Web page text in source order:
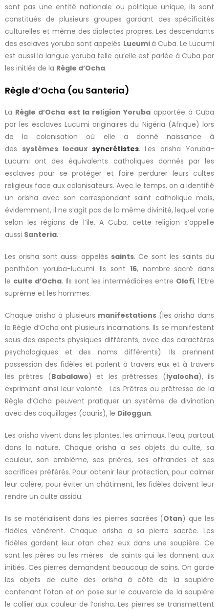
sont pas une entité nationale ou politique unique, ils sont
constitués de plusieurs groupes gardant des spécificités
culturelles et même des dialectes propres. Les descendants
des esclaves yoruba sont appelés Lucumià Cuba. Le Lucumi
est aussi la langue yoruba telle qu’elle est parlée à Cuba par
les initiés de la Règle d’Ocha.
Règle d’Ocha (ou Santeria)
La Règle d’Ocha est la religion Yoruba apportée à Cuba
par les esclaves Lucumi originaires du Nigéria (Afrique) lors
de la colonisation où elle a donné naissance à
des systèmes locaux syncrétistes. Les orisha Yoruba-
Lucumi ont des équivalents catholiques donnés par les
esclaves pour se protéger et faire perdurer leurs cultes
religieux face aux colonisateurs. Avec le temps, on a identifié
un orisha avec son correspondant saint catholique mais,
évidemment, il ne s’agit pas de la même divinité, lequel varie
selon les régions de l’île. A Cuba, cette religion s’appelle
aussi Santeria.
Les orisha sont aussi appelés saints. Ce sont les saints du
panthéon yoruba-lucumi. Ils sont 16, nombre sacré dans
le culte d’Ocha. Ils sont les intermédiaires entre Olofi, l’Etre
suprême et les hommes.
Chaque orisha à plusieurs manifestations (les orisha dans
la Règle d’Ocha ont plusieurs incarnations. Ils se manifestent
sous des aspects physiques différents, avec des caractères
psychologiques et des noms différents). Ils prennent
possession des fidèles et parlent à travers eux et à travers
les prêtres (Babalawo) et les prêtresses (Iyalocha), ils
expriment ainsi leur volonté. Les Prêtres ou prêtresse de la
Règle d’Ocha peuvent pratiquer un système de divination
avec des coquillages (cauris), le Diloggun.
Les orisha vivent dans les plantes, les animaux, l’eau, partout
dans la nature. Chaque orisha a ses objets du culte, sa
couleur, son emblème, ses prières, ses offrandes et ses
sacrifices préférés. Pour obtenir leur protection, pour calmer
leur colère, pour éviter un châtiment, les fidèles doivent leur
rendre un culte assidu.
Ils se matérialisent dans les pierres sacrées (Otan) que les
fidèles vénèrent. Chaque orisha a sa pierre sacrée. Les
fidèles gardent leur otan chez eux dans une soupière. Ce
sont les pères ou les mères de saints qui les donnent aux
initiés. Ces pierres demandent beaucoup de soins. On garde
les objets de culte des orisha à côté de la soupière
contenant l’otan et on pose sur le couvercle de la soupière
le collier aux couleur de l’orisha. Les pierres se transmettent